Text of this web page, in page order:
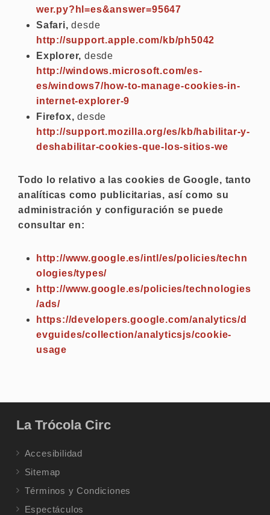
wer.py?hl=es&answer=95647
Safari, desde
http://support.apple.com/kb/ph5042
Explorer, desde
http://windows.microsoft.com/es-
es/windows7/how-to-manage-cookies-in-
internet-explorer-9
Firefox, desde
http://support.mozilla.org/es/kb/habilitar-y-
deshabilitar-cookies-que-los-sitios-we
Todo lo relativo a las cookies de Google, tanto
analíticas como publicitarias, así como su
administración y configuración se puede
consultar en:
http://www.google.es/intl/es/policies/techn
ologies/types/
http://www.google.es/policies/technologies
/ads/
https://developers.google.com/analytics/d
evguides/collection/analyticsjs/cookie-
usage
La Trócola Circ
Accesibilidad
Sitemap
Términos y Condiciones
Espectáculos